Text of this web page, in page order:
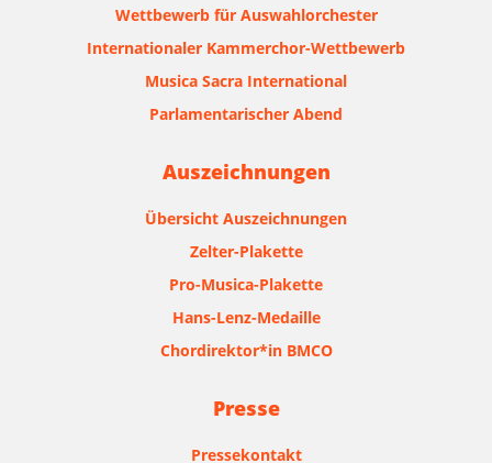
Wettbewerb für Auswahlorchester
Internationaler Kammerchor-Wettbewerb
Musica Sacra International
Parlamentarischer Abend
Auszeichnungen
Übersicht Auszeichnungen
Zelter-Plakette
Pro-Musica-Plakette
Hans-Lenz-Medaille
Chordirektor*in BMCO
Presse
Pressekontakt